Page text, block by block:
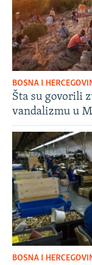
BOSNA I
Šta su govorili
vandalizmu u
BOSNA I